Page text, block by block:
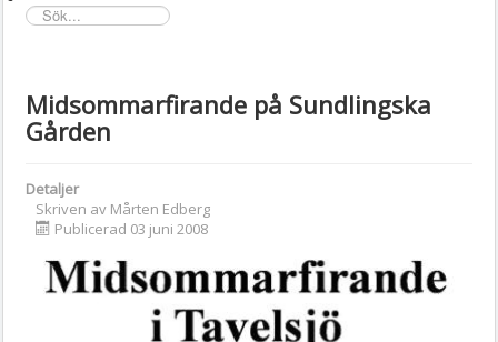
sök...
Midsommarfirande på Sundlingska
Gården
Detaljer
Skriven av Mårten Edberg
Publicerad 03 juni 2008